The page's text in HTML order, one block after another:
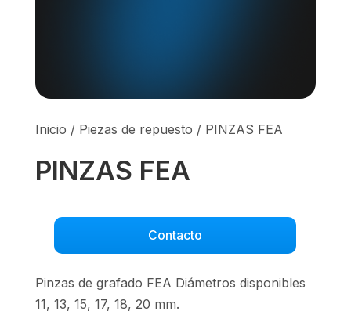
Inicio / Piezas de repuesto / PINZAS FEA
PINZAS FEA
Contacto
Pinzas de grafado FEA Diámetros disponibles
11, 13, 15, 17, 18, 20 mm.